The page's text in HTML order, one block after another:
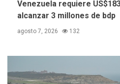
España
Venezuela requiere
alcanzar 3 millones de bdp
agosto 7, 2026 132